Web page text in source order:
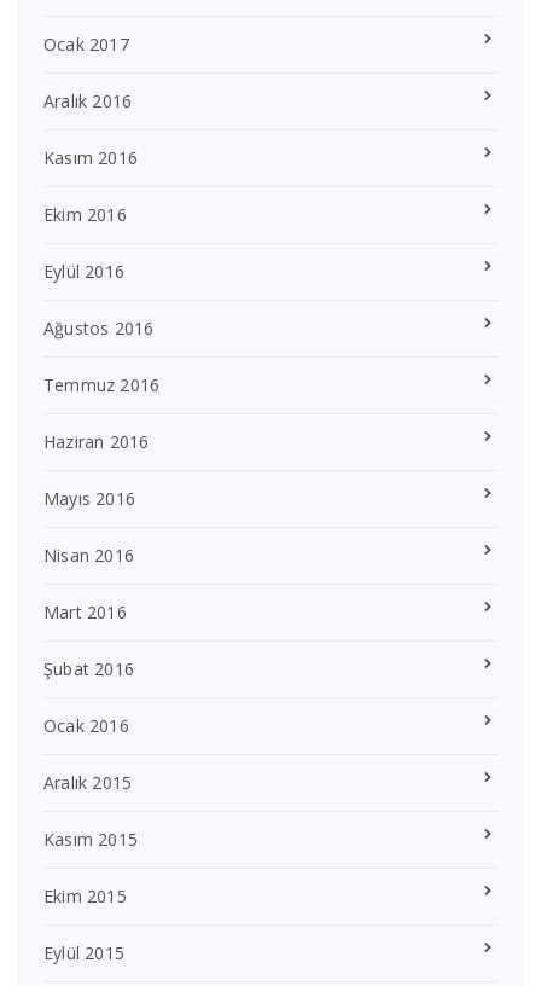
Ocak 2017
Aralık 2016
Kasım 2016
Ekim 2016
Eylül 2016
Ağustos 2016
Temmuz 2016
Haziran 2016
Mayıs 2016
Nisan 2016
Mart 2016
Şubat 2016
Ocak 2016
Aralık 2015
Kasım 2015
Ekim 2015
Eylül 2015